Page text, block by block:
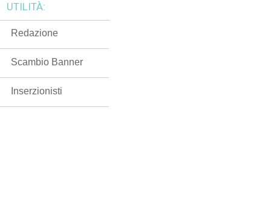
UTILITÀ:
Redazione
Scambio Banner
Inserzionisti